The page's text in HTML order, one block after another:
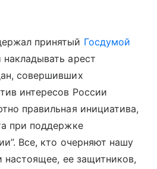
принятый Госдумой
арест
совершивших
интересов России
правильная инициатива,
при поддержке
Все, кто очерняют нашу
настоящее, ее защитников,